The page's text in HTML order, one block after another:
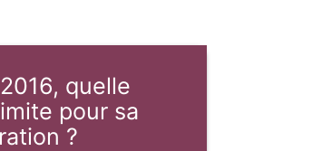
quelle
pour sa
?